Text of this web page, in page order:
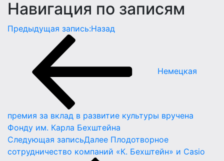
Навигация по записям
Предыдущая запись:Назад
Немецкая
премия за вклад в развитие культуры вручена
Фонду им. Карла Бехштейна
Следующая записьДалее Плодотворное
сотрудничество компаний «К. Бехштейн» и Casio